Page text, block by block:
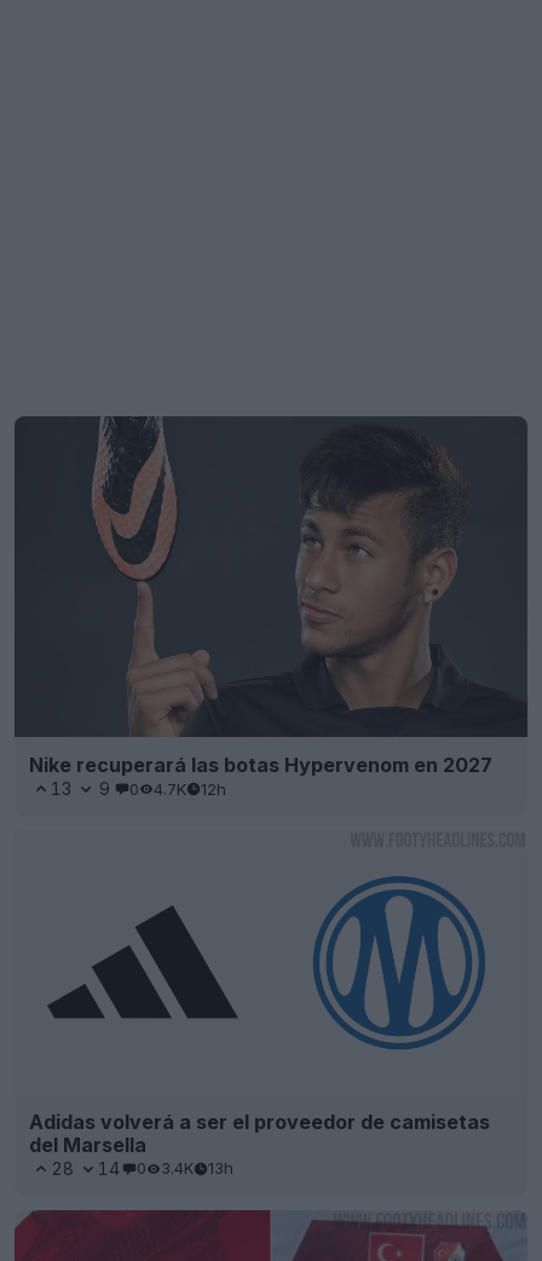
Nike recuperará las botas Hypervenom en 2027
13 9 0 4.7K 12h
Adidas volverá a ser el proveedor de camisetas
del Marsella
28 14 0 3.4K 13h